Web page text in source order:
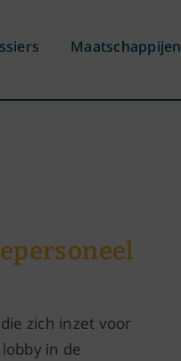
Maatschappijen
zich inzet voor
in de